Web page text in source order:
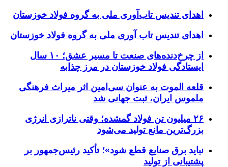
اهدای تندیس تاب‌آوری ملی به گروه فولاد خوزستان
اهدای تندیس تاب آوری ملی به گروه فولاد خوزستان
از چرخ‌دنده‌های صنعت تا مسیر عشق؛ ۱۰ سال
ایستادگی فولاد خوزستان در مرز چذابه
قلعه الموت به عنوان سی‌امین اثر میراث‌ فرهنگی
ملموس ایران، ثبت جهانی شد
۲۶ میلیون تن فولاد گمشده؛ وقتی ناترازی انرژی
بزرگ‌ترین مانع تولید می‌شود
نباید برق صنایع قطع شود»؛ تأکید رئیس‌جمهور بر
پشتیبانی از تولید